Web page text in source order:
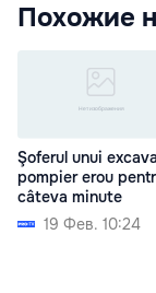
Похожие
Şoferul unui
pompier erou
câteva minute
19 Фев. 10:24